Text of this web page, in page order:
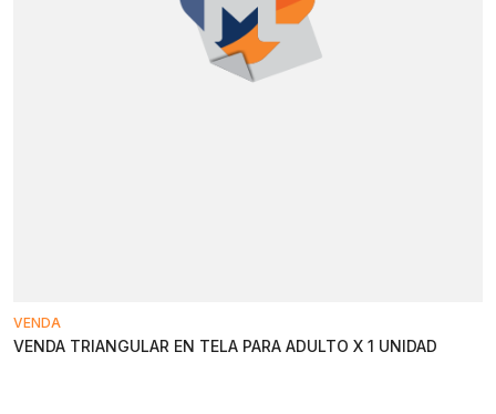
VENDA
VENDA TRIANGULAR EN TELA PARA ADULTO X 1 UNIDAD